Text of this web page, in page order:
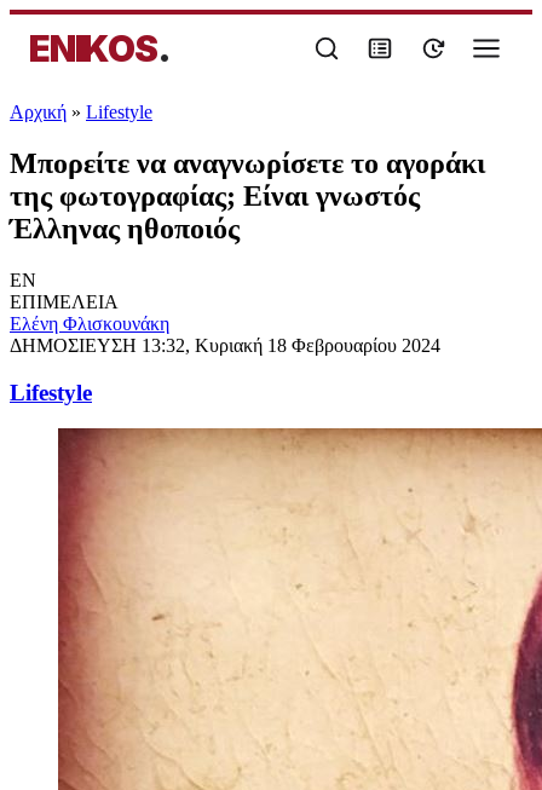
ENIKOS.
Αρχική » Lifestyle
Μπορείτε να αναγνωρίσετε το αγοράκι
της φωτογραφίας; Είναι γνωστός
Έλληνας ηθοποιός
EN
ΕΠΙΜΕΛΕΙΑ
Ελένη Φλισκουνάκη
ΔΗΜΟΣΙΕΥΣΗ 13:32, Κυριακή 18 Φεβρουαρίου 2024
Lifestyle